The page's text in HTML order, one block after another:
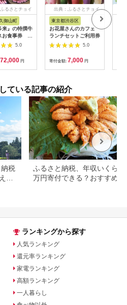
るさとチョイ
御山町
来』の特撰牛
お食事券 4
1131614】
5.0
72,000 円
出典：ふるさとチョイ
東京都渋谷区
お花屋さんのカフェ
ランチセットご利用券
5.0
寄付金額: 7,000 円
ている記事の紹介
納税
ふるさと納税、年収いくらで
万円寄付できる？おすすめ返
ランキングから探す
人気ランキング
還元率ランキング
家電ランキング
高額ランキング
一人暮らし